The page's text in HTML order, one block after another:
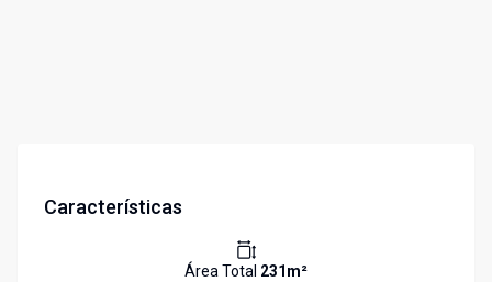
Características
Área Total 231m²